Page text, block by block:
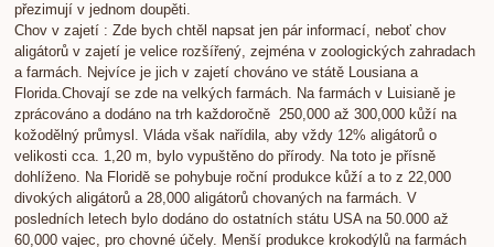
přezimují v jednom doupěti.
Chov v zajetí : Zde bych chtěl napsat jen pár informací, neboť chov
aligátorů v zajetí je velice rozšířený, zejména v zoologických zahradach
a farmách. Nejvíce je jich v zajetí chováno ve státě Lousiana a
Florida.Chovají se zde na velkých farmách. Na farmách v Luisianě je
zprácováno a dodáno na trh každoročně 250,000 až 300,000 kůží na
kožodělný průmysl. Vláda však nařídila, aby vždy 12% aligátorů o
velikosti cca. 1,20 m, bylo vypuštěno do přírody. Na toto je přísně
dohlíženo. Na Floridě se pohybuje roční produkce kůží a to z 22,000
divokých aligátorů a 28,000 aligátorů chovaných na farmách. V
posledních letech bylo dodáno do ostatních státu USA na 50.000 až
60,000 vajec, pro chovné účely. Menší produkce krokodýlů na farmách